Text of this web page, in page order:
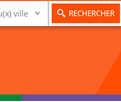
ville
Mots-clés
RECHERCHER